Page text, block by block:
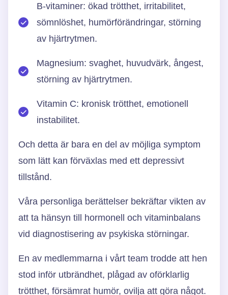
B-vitaminer: ökad trötthet, irritabilitet,
sömnlöshet, humörförändringar, störning
av hjärtrytmen.
Magnesium: svaghet, huvudvärk, ångest,
störning av hjärtrytmen.
Vitamin C: kronisk trötthet, emotionell
instabilitet.
Och detta är bara en del av möjliga symptom
som lätt kan förväxlas med ett depressivt
tillstånd.
Våra personliga berättelser bekräftar vikten av
att ta hänsyn till hormonell och vitaminbalans
vid diagnostisering av psykiska störningar.
En av medlemmarna i vårt team trodde att hen
stod inför utbrändhet, plågad av oförklarlig
trötthet, försämrat humör, ovilja att göra något.